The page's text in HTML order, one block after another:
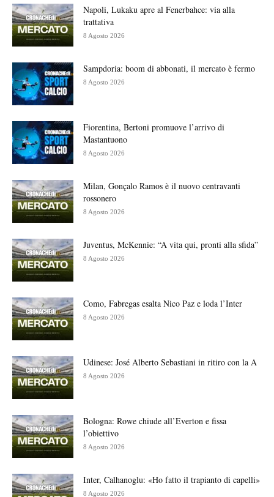
Napoli, Lukaku apre al Fenerbahce: via alla
trattativa
8 Agosto 2026
Sampdoria: boom di abbonati, il mercato è fermo
8 Agosto 2026
Fiorentina, Bertoni promuove l’arrivo di
Mastantuono
8 Agosto 2026
Milan, Gonçalo Ramos è il nuovo centravanti
rossonero
8 Agosto 2026
Juventus, McKennie: “A vita qui, pronti alla sfida”
8 Agosto 2026
Como, Fabregas esalta Nico Paz e loda l’Inter
8 Agosto 2026
Udinese: José Alberto Sebastiani in ritiro con la A
8 Agosto 2026
Bologna: Rowe chiude all’Everton e fissa
l’obiettivo
8 Agosto 2026
Inter, Calhanoglu: «Ho fatto il trapianto di capelli»
8 Agosto 2026